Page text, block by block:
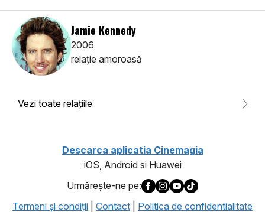
Jamie Kennedy
2006
relaţie amoroasă
Vezi toate relaţiile
Descarca aplicatia Cinemagia
iOS, Android si Huawei
Urmăreşte-ne pe:
Termeni şi condiţii
Contact Politica de confidentialitate